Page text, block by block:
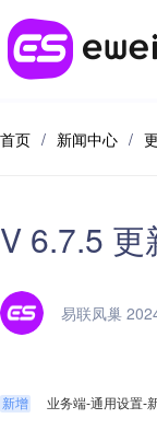
解
新人专
供应链
省钱好
帮助
开放
首页 / 新闻中心 /
V 6.7.5
易联凤巢
新增 业务端-通用设置-